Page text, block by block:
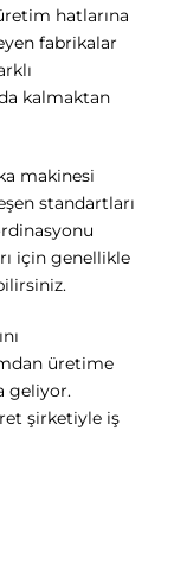
hatlarına
fabrikalar
kalmaktan
makinesi
standartları
için genellikle
üretime
geliyor.
şirketiyle iş